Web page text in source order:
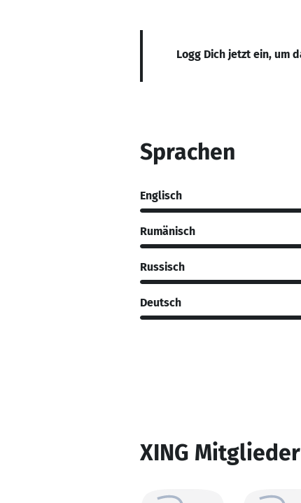
Logg Dich jetzt ein, um
Sprachen
Englisch
Rumänisch
Russisch
Deutsch
XING